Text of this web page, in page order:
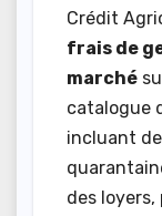
Crédit
frais de
marché
catalogue
incluant
des